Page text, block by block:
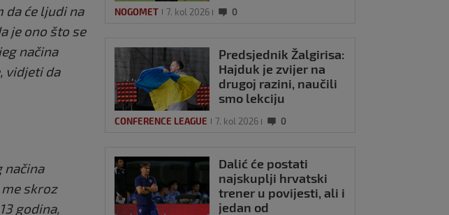
da će ljudi na
je ono što se
načina
vidjeti da
načina
skroz
godina,
NOGOMET 7. kol 2026 0
Predsjednik Žalgirisa:
Hajduk je zvijer na
drugoj razini, naučili
smo lekciju
CONFERENCE LEAGUE 7. kol 2026 0
Dalić će postati
najskuplji hrvatski
trener u povijesti, ali i
jedan od